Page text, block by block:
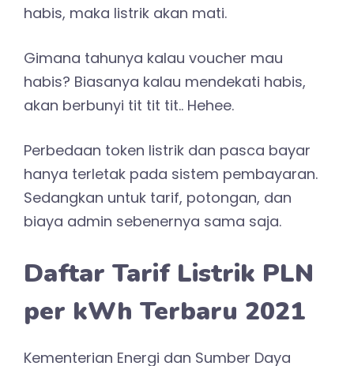
habis, maka listrik akan mati.
Gimana tahunya kalau voucher mau
habis? Biasanya kalau mendekati habis,
akan berbunyi tit tit tit.. Hehee.
Perbedaan token listrik dan pasca bayar
hanya terletak pada sistem pembayaran.
Sedangkan untuk tarif, potongan, dan
biaya admin sebenernya sama saja.
Daftar Tarif Listrik PLN
per kWh Terbaru 2021
Kementerian Energi dan Sumber Daya